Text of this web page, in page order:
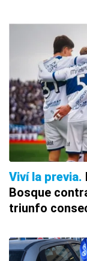
Viví la previa
Bosque
triunfo